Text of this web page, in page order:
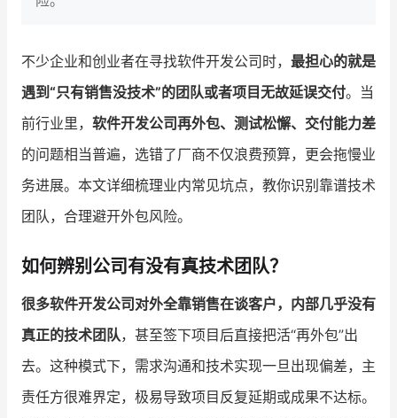
品牌消费观 行业报告
新零售资讯
培训课程
私域课程 新零售内参
增长俱乐部 有赞商盟
商家社区 社群交流
入驻有赞 认证代理商
不少企业和创业者在寻找软件开发公司时， 最担心的就是
遇到“只有销售没技术”的团队或者项目无故延误交付。当
前行业里， 软件开发公司再外包、测试松懈、交付能力差
的问题相当普遍，选错了厂商不仅浪费预算，更会拖慢业
务进展。本文详细梳理业内常见坑点，教你识别靠谱技术
团队，合理避开外包风险。
如何辨别公司有没有真技术团队？
很多软件开发公司对外全靠销售在谈客户，内部几乎没有
真正的技术团队，甚至签下项目后直接把活“再外包”出
去。这种模式下，需求沟通和技术实现一旦出现偏差，主
责任方很难界定，极易导致项目反复延期或成果不达标。